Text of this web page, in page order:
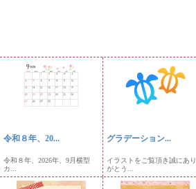
令和８年、20...
令和８年、2026年、9月横型
カ...
グラデーション...
イラストをご覧頂き誠にあり
がとう...